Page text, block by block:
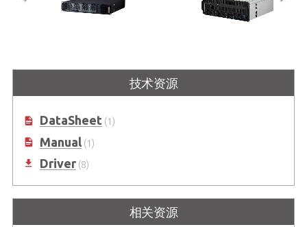
2U 短深 AI GPU 服务器搭载 AMD
EPYC™ 9004/9005 系列处理器
搭载 AMD EPYC™ 9004/9005 系列
处理器的 4U AI GPU 服务器
技术资源
DataSheet(1)
Manual(1)
Driver(8)
相关资源